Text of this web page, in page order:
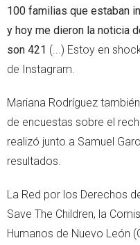
100 familias que estaban
y hoy me dieron la noticia
son 421 (...) Estoy en
de Instagram.
Mariana Rodríguez
de encuestas sobre el
realizó junto a Samuel
resultados.
La Red por los Derechos
Save The Children, la
Humanos de Nuevo León